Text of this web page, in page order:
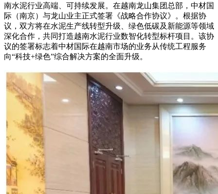
南水泥行业高端、可持续发展。在越南龙山集团总部，中材国
际（南京）与龙山业主正式签署《战略合作协议》。根据协
议，双方将在水泥生产线转型升级、绿色低碳及新能源等领域
深化合作，共同打造越南水泥行业数智化转型标杆项目。该协
议的签署标志着中材国际在越南市场的业务从传统工程服务
向“科技+绿色”综合解决方案的全面升级。